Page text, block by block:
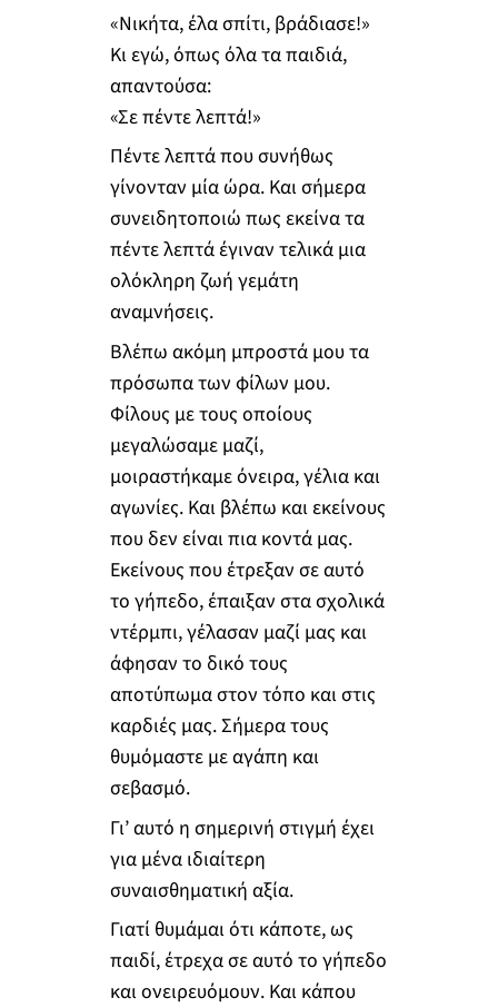
«Νικήτα, έλα σπίτι, βράδιασε!»
Κι εγώ, όπως όλα τα παιδιά,
απαντούσα:
«Σε πέντε λεπτά!»
Πέντε λεπτά που συνήθως
γίνονταν μία ώρα. Και σήμερα
συνειδητοποιώ πως εκείνα τα
πέντε λεπτά έγιναν τελικά μια
ολόκληρη ζωή γεμάτη
αναμνήσεις.
Βλέπω ακόμη μπροστά μου τα
πρόσωπα των φίλων μου.
Φίλους με τους οποίους
μεγαλώσαμε μαζί,
μοιραστήκαμε όνειρα, γέλια και
αγωνίες. Και βλέπω και εκείνους
που δεν είναι πια κοντά μας.
Εκείνους που έτρεξαν σε αυτό
το γήπεδο, έπαιξαν στα σχολικά
ντέρμπι, γέλασαν μαζί μας και
άφησαν το δικό τους
αποτύπωμα στον τόπο και στις
καρδιές μας. Σήμερα τους
θυμόμαστε με αγάπη και
σεβασμό.
Γι’ αυτό η σημερινή στιγμή έχει
για μένα ιδιαίτερη
συναισθηματική αξία.
Γιατί θυμάμαι ότι κάποτε, ως
παιδί, έτρεχα σε αυτό το γήπεδο
και ονειρευόμουν. Και κάπου